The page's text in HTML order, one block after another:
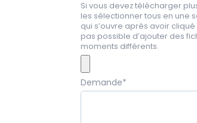
Si vous devez télécharger
les sélectionner tous en une
qui s’ouvre après avoir cliqué
pas possible d’ajouter des
moments différents.
Demande*